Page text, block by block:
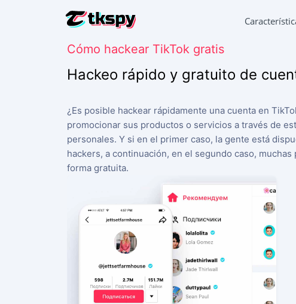
Leer la
SEGUIMIENTO
Averiguar
SEGUIR TIKTOK
GENERADOR DE
Añadir más
Cómo hackear TikTok gratis
Hackeo rápido y gratuito de
¿Es posible hackear rápidamente una cuenta en
promocionar sus productos o servicios a través de
personales. Y si en el primer caso, la gente está
hackers, a continuación, en el segundo caso,
forma gratuita.